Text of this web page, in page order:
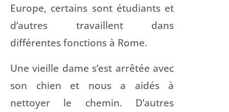
Europe, certains sont étudiants et
d’autres travaillent dans
différentes fonctions à Rome.
Une vieille dame s’est arrêtée avec
son chien et nous a aidés à
nettoyer le chemin. D’autres